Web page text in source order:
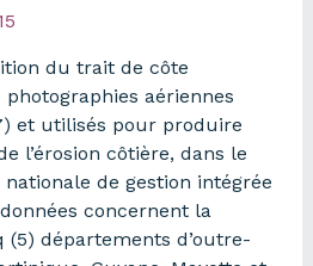
du trait de côte
aériennes
et utilisés pour produire
l’érosion côtière, dans le
de gestion intégrée
concernent la
départements d’outre-